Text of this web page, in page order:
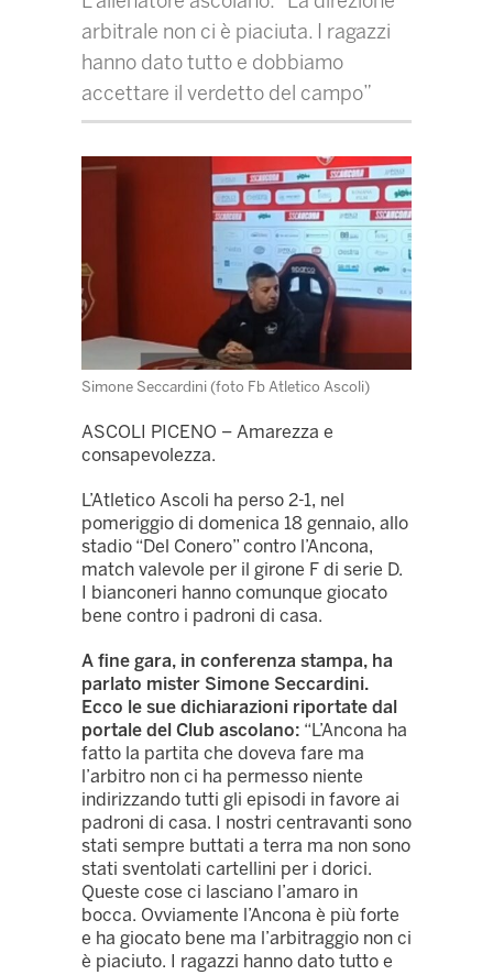
arbitrale non ci è piaciuta. I ragazzi
hanno dato tutto e dobbiamo
accettare il verdetto del campo”
Simone Seccardini (foto Fb Atletico Ascoli)
ASCOLI PICENO – Amarezza e
consapevolezza.
L’Atletico Ascoli ha perso 2-1, nel
pomeriggio di domenica 18 gennaio, allo
stadio “Del Conero” contro l’Ancona,
match valevole per il girone F di serie D.
I bianconeri hanno comunque giocato
bene contro i padroni di casa.
A fine gara, in conferenza stampa, ha
parlato mister Simone Seccardini.
Ecco le sue dichiarazioni riportate dal
portale del Club ascolano: “L’Ancona ha
fatto la partita che doveva fare ma
l’arbitro non ci ha permesso niente
indirizzando tutti gli episodi in favore ai
padroni di casa. I nostri centravanti sono
stati sempre buttati a terra ma non sono
stati sventolati cartellini per i dorici.
Queste cose ci lasciano l’amaro in
bocca. Ovviamente l’Ancona è più forte
e ha giocato bene ma l’arbitraggio non ci
è piaciuto. I ragazzi hanno dato tutto e